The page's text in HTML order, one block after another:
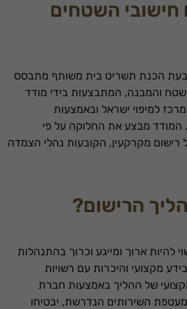
השטחים
הכנת תשריט בית משותף מתבסס
והמבנה, המתבצעות בידי מודד
למיפוי ישראל ובאמצעות
המודד מבצע את החלוקה על פי
מקרקעין, הקובעות נהלי הצמדה
הרישום?
להיות ארוך ומייגע וכרוך בהתנהלות
מקצועי והיכרות עם רשויות
מקצועי של ההליך באמצעות חברת
השירותים הנדרשת, יבטיחו